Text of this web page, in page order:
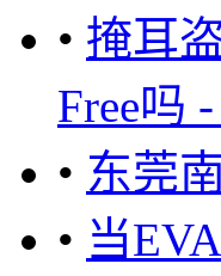
• 掩耳
Free吗
• 东莞
• 当